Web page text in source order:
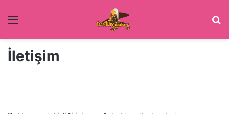
Menü
İletişim